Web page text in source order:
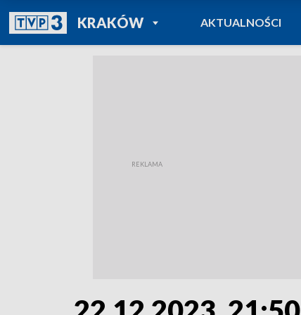
KRAKÓWPOWRÓT DO
TVP REGIONY
AKTUALNOŚCI